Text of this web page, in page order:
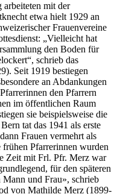
mit der
etwa hielt 1929 an
Frauenvereine
„Vielleicht hat
den Boden für
schrieb das
Seit 1919 bestiegen
an Abdankungen
den Pfarrern
im öffentlichen Raum
sie beispielsweise die
tat das 1941 als erste
Frauen vermehrt als
Pfarrerinnen wurden
Zeit mit Frl. Pfr. Merz war
für den späteren
und Frau», schrieb
von Mathilde Merz (1899-